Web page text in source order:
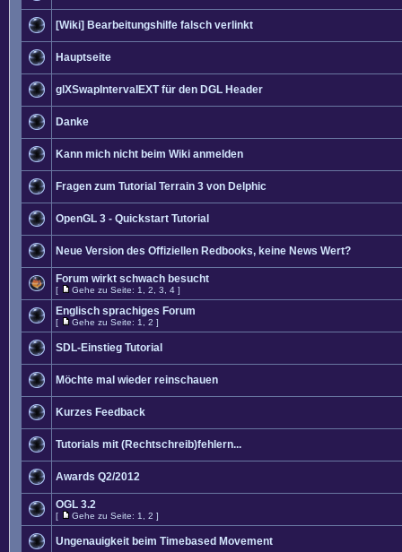
[Wiki] Bearbeitungshilfe falsch verlinkt
Hauptseite
glXSwapIntervalEXT für den DGL Header
Danke
Kann mich nicht beim Wiki anmelden
Fragen zum Tutorial Terrain 3 von Delphic
OpenGL 3 - Quickstart Tutorial
Neue Version des Offiziellen Redbooks, keine News Wert?
Forum wirkt schwach besucht
[ Gehe zu Seite: 1 2 3 4 ]
Englisch sprachiges Forum
[ Gehe zu Seite: 1 2 ]
SDL-Einstieg Tutorial
Möchte mal wieder reinschauen
Kurzes Feedback
Tutorials mit (Rechtschreib)fehlern...
Awards Q2/2012
OGL 3.2
[ Gehe zu Seite: 1 2 ]
Ungenauigkeit beim Timebased Movement